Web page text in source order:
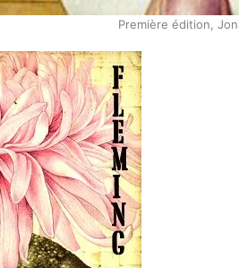
Première édition,